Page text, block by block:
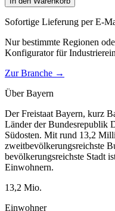
Sofortige Lieferung per E-
Nur bestimmte Regionen
Konfigurator für
Zur Branche →
ÜberBayern
Der Freistaat Bayern, kurz
Länder der Bundesrepublik
Südosten. Mit rund 13,2
zweitbevölkerungsreichste
bevölkerungsreichste Stadt
Einwohnern.
13,2 Mio.
Einwohner